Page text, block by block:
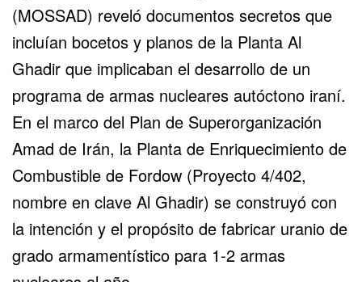
(MOSSAD) reveló documentos secretos que
incluían bocetos y planos de la Planta Al
Ghadir que implicaban el desarrollo de un
programa de armas nucleares autóctono iraní.
En el marco del Plan de Superorganización
Amad de Irán, la Planta de Enriquecimiento de
Combustible de Fordow (Proyecto 4/402,
nombre en clave Al Ghadir) se construyó con
la intención y el propósito de fabricar uranio de
grado armamentístico para 1-2 armas